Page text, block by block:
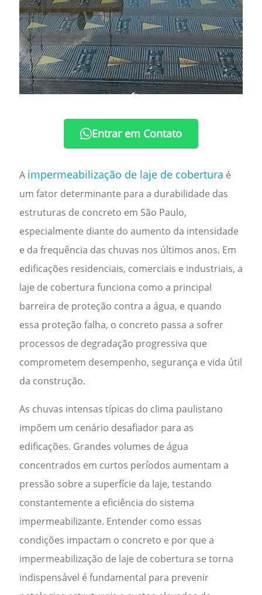
Entrar em Contato
A impermeabilização de laje de cobertura é
um fator determinante para a durabilidade das
estruturas de concreto em São Paulo,
especialmente diante do aumento da intensidade
e da frequência das chuvas nos últimos anos. Em
edificações residenciais, comerciais e industriais, a
laje de cobertura funciona como a principal
barreira de proteção contra a água, e quando
essa proteção falha, o concreto passa a sofrer
processos de degradação progressiva que
comprometem desempenho, segurança e vida útil
da construção.
As chuvas intensas típicas do clima paulistano
impõem um cenário desafiador para as
edificações. Grandes volumes de água
concentrados em curtos períodos aumentam a
pressão sobre a superfície da laje, testando
constantemente a eficiência do sistema
impermeabilizante. Entender como essas
condições impactam o concreto e por que a
impermeabilização de laje de cobertura se torna
indispensável é fundamental para prevenir